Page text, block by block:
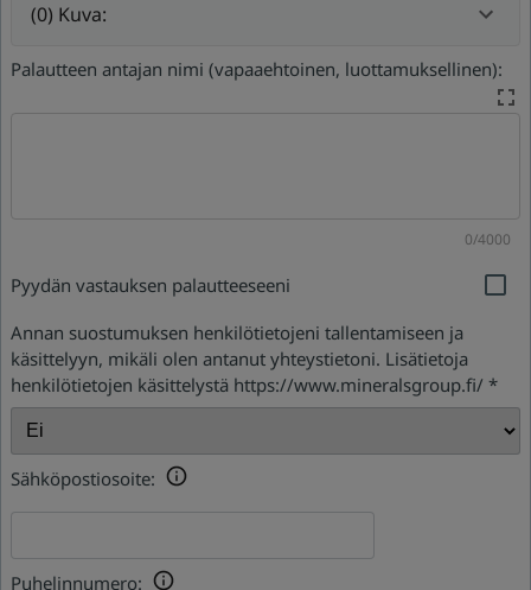
(0) Kuva:
Palautteen antajan nimi (vapaaehtoinen, luottamuksellinen):
0/4000
Pyydän vastauksen palautteeseeni
Annan suostumuksen henkilötietojeni tallentamiseen ja
käsittelyyn, mikäli olen antanut yhteystietoni. Lisätietoja
henkilötietojen käsittelystä https://www.mineralsgroup.fi/ *
Sähköpostiosoite:
Puhelinnumero: